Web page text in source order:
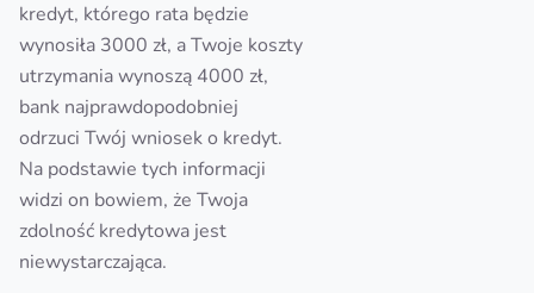
kredyt, którego rata będzie
wynosiła 3000 zł, a Twoje koszty
utrzymania wynoszą 4000 zł,
bank najprawdopodobniej
odrzuci Twój wniosek o kredyt.
Na podstawie tych informacji
widzi on bowiem, że Twoja
zdolność kredytowa jest
niewystarczająca.